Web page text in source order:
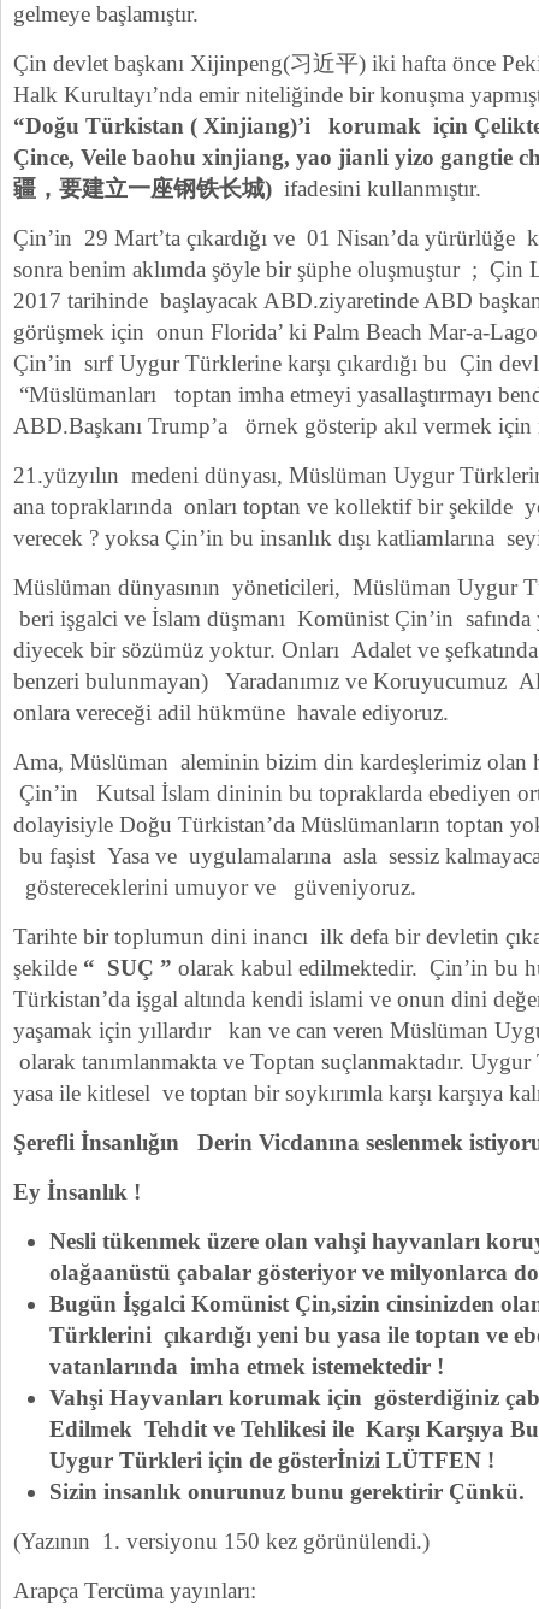
gelmeye başlamıştır.
Çin devlet başkanı Xijinpeng(习近平) iki hafta önce
Halk Kurultayı’nda emir niteliğinde bir konuşma
“Doğu Türkistan ( Xinjiang)’i korumak için
Çince, Veile baohu xinjiang, yao jianli yizo gangtie
疆，要建立一座钢铁长城) ifadesini kullanmıştır.
Çin’in 29 Mart’ta çıkardığı ve 01 Nisan’da yürürlüğe
sonra benim aklımda şöyle bir şüphe oluşmuştur ; Çin
2017 tarihinde başlayacak ABD.ziyaretinde ABD
görüşmek için onun Florida’ ki Palm Beach Mar-a-Lago
Çin’in sırf Uygur Türklerine karşı çıkardığı bu Çin
“Müslümanları toptan imha etmeyi yasallaştırmayı
ABD.Başkanı Trump’a örnek gösterip akıl vermek için
21.yüzyılın medeni dünyası, Müslüman Uygur
ana topraklarında onları toptan ve kollektif bir şekilde
verecek ? yoksa Çin’in bu insanlık dışı katliamlarına
Müslüman dünyasının yöneticileri, Müslüman Uygur
beri işgalci ve İslam düşmanı Komünist Çin’in safında
diyecek bir sözümüz yoktur. Onları Adalet ve şefkatında
benzeri bulunmayan) Yaradanımız ve Koruyucumuz
onlara vereceği adil hükmüne havale ediyoruz.
Ama, Müslüman aleminin bizim din kardeşlerimiz olan
Çin’in Kutsal İslam dininin bu topraklarda ebediyen
dolayisiyle Doğu Türkistan’da Müslümanların toptan
bu faşist Yasa ve uygulamalarına asla sessiz
göstereceklerini umuyor ve güveniyoruz.
Tarihte bir toplumun dini inancı ilk defa bir devletin
şekilde “ SUÇ ” olarak kabul edilmektedir. Çin’in bu
Türkistan’da işgal altında kendi islami ve onun dini
yaşamak için yıllardır kan ve can veren Müslüman
olarak tanımlanmakta ve Toptan suçlanmaktadır.
yasa ile kitlesel ve toptan bir soykırımla karşı karşıya
Şerefli İnsanlığın Derin Vicdanına seslenmek
Ey İnsanlık !
Nesli tükenmek üzere olan vahşi hayvanları
olağaanüstü çabalar gösteriyor ve milyonlarca
Bugün İşgalci Komünist Çin,sizin cinsinizden
Türklerini çıkardığı yeni bu yasa ile toptan ve
vatanlarında imha etmek istemektedir !
Vahşi Hayvanları korumak için gösterdiğiniz
Edilmek Tehdit ve Tehlikesi ile Karşı Karşıya
Uygur Türkleri için de gösterİnizi LÜTFEN !
Sizin insanlık onurunuz bunu gerektirir Çünkü.
(Yazının 1. versiyonu 150 kez görünülendi.)
Arapça Tercüma yayınları: